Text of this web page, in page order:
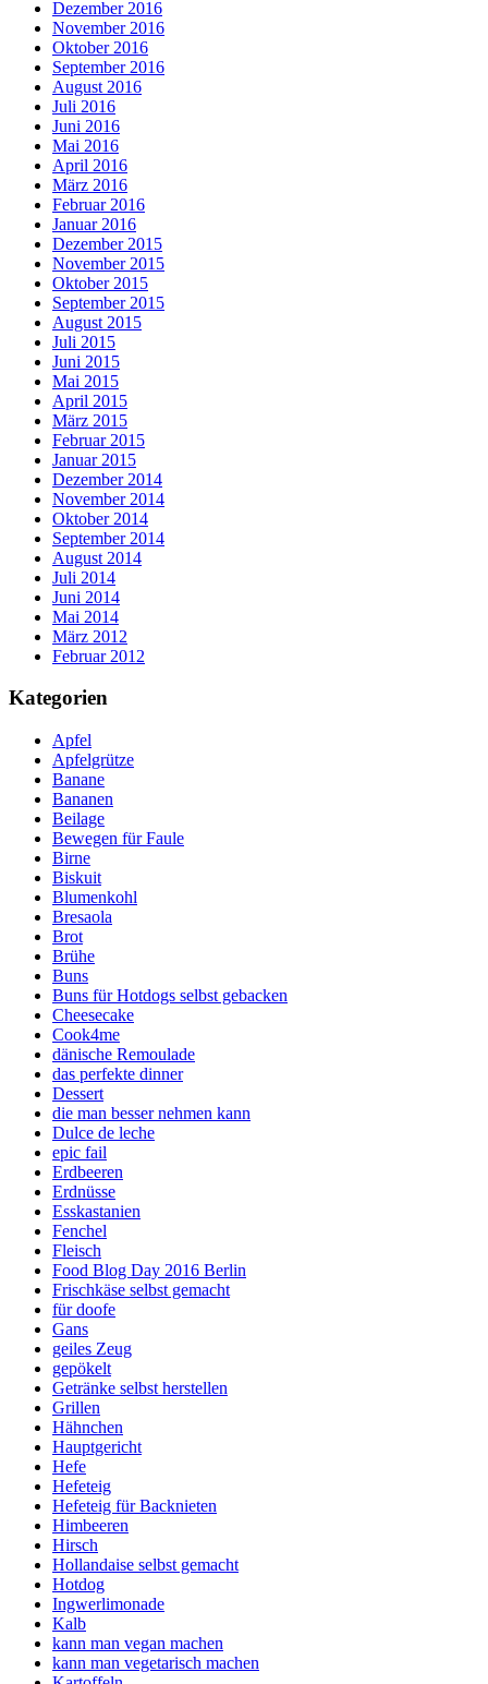
Dezember 2016
November 2016
Oktober 2016
September 2016
August 2016
Juli 2016
Juni 2016
Mai 2016
April 2016
März 2016
Februar 2016
Januar 2016
Dezember 2015
November 2015
Oktober 2015
September 2015
August 2015
Juli 2015
Juni 2015
Mai 2015
April 2015
März 2015
Februar 2015
Januar 2015
Dezember 2014
November 2014
Oktober 2014
September 2014
August 2014
Juli 2014
Juni 2014
Mai 2014
März 2012
Februar 2012
Kategorien
Apfel
Apfelgrütze
Banane
Bananen
Beilage
Bewegen für Faule
Birne
Biskuit
Blumenkohl
Bresaola
Brot
Brühe
Buns
Buns für Hotdogs selbst gebacken
Cheesecake
Cook4me
dänische Remoulade
das perfekte dinner
Dessert
die man besser nehmen kann
Dulce de leche
epic fail
Erdbeeren
Erdnüsse
Esskastanien
Fenchel
Fleisch
Food Blog Day 2016 Berlin
Frischkäse selbst gemacht
für doofe
Gans
geiles Zeug
gepökelt
Getränke selbst herstellen
Grillen
Hähnchen
Hauptgericht
Hefe
Hefeteig
Hefeteig für Backnieten
Himbeeren
Hirsch
Hollandaise selbst gemacht
Hotdog
Ingwerlimonade
Kalb
kann man vegan machen
kann man vegetarisch machen